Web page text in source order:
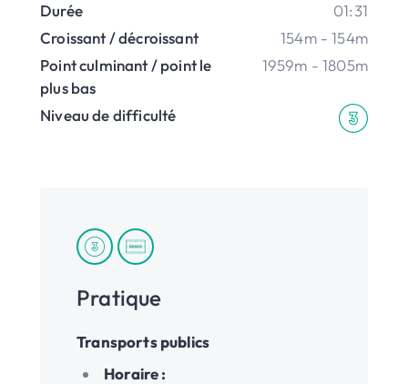
Durée
01:31
Croissant / décroissant
154m - 154m
Point culminant / point le
plus bas
1959m - 1805m
Niveau de difficulté
Pratique
Transports publics
Horaire :